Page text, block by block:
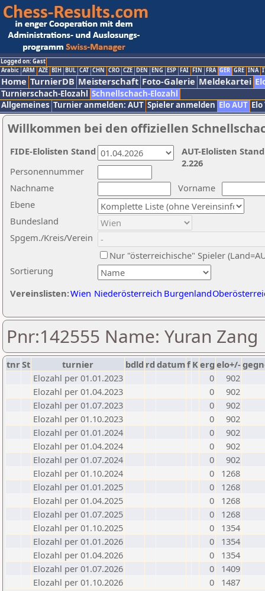
Logged on: Gast
Arabic ARM AZE BIH BUL CAT CHN CRO CZE DEN ENG ESP FAI FIN FRA GER GRE INA
Home TurnierDB Meisterschaft Foto-Galerie Meldekartei
Turnierschach-Elozahl Schnellschach-Elozahl
Allgemeines Turnier anmelden: AUT Spieler anmelden Elo AUT
Willkommen bei den offiziellen
Nachname
Vorname
Ebene
Sortierung
Personennummer
Bundesland
Spgem./Kreis/Verein
Nur "österreichische" Spieler
Vereinslisten:Wien Niederösterreich Burgenland
AUT-Elolisten
2.226
FIDE-Elolisten Stand
Pnr:142555 Name: Yuran Zang
tnrSt turnier bdld rd datumf Kerg elo+/-
Elozahl per 01.01.2023
0
902
Elozahl per 01.04.2023
0
902
Elozahl per 01.07.2023
0
902
Elozahl per 01.10.2023
0
902
Elozahl per 01.01.2024
0
902
Elozahl per 01.04.2024
0
902
Elozahl per 01.07.2024
0
902
Elozahl per 01.10.2024
0
1268
Elozahl per 01.01.2025
0
1268
Elozahl per 01.04.2025
0
1268
Elozahl per 01.07.2025
0
1268
Elozahl per 01.10.2025
0
1354
Elozahl per 01.01.2026
0
1354
Elozahl per 01.04.2026
0
1354
Elozahl per 01.07.2026
0
1409
Elozahl per 01.10.2026
0 1487